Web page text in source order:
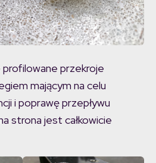
profilowane przekroje
mającym na celu
i poprawę przepływu
strona jest całkowicie